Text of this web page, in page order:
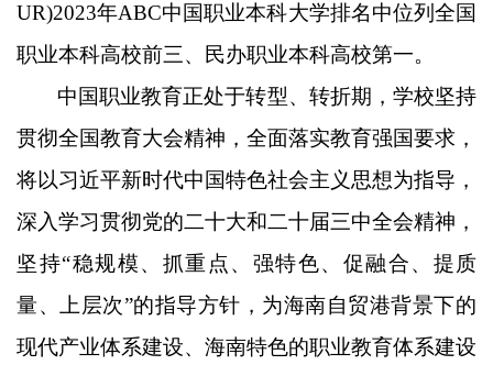
UR)2023年ABC中国职业本科大学排名中位列全国
职业本科高校前三、民办职业本科高校第一。
中国职业教育正处于转型、转折期，学校坚持
贯彻全国教育大会精神，全面落实教育强国要求，
将以习近平新时代中国特色社会主义思想为指导，
深入学习贯彻党的二十大和二十届三中全会精神，
坚持“稳规模、抓重点、强特色、促融合、提质
量、上层次”的指导方针，为海南自贸港背景下的
现代产业体系建设、海南特色的职业教育体系建设